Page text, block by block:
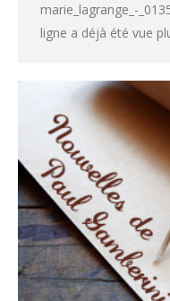
marie_lagrange_-
ligne a déjà été vue